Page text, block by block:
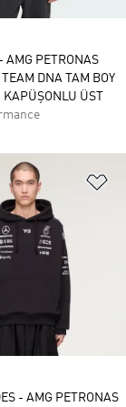
AMG PETRONAS
DNA TAM BOY
ÜST
Ekle
- AMG PETRONAS